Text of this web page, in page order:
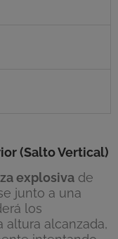
(Salto Vertical)
explosiva de
junto a una
los
altura alcanzada,